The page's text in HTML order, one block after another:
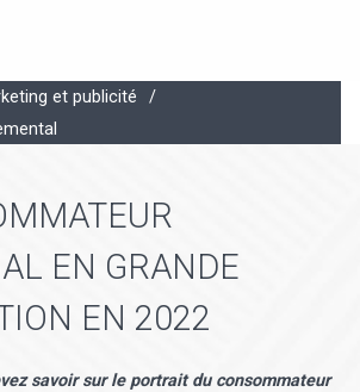
et publicité
/
EN GRANDE
EN 2022
savoir sur le portrait du consommateur